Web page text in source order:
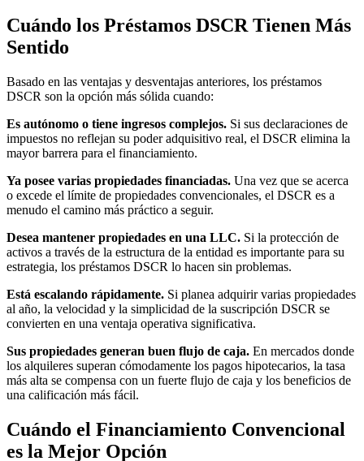
Cuándo los Préstamos DSCR Tienen Más
Sentido
Basado en las ventajas y desventajas anteriores, los préstamos
DSCR son la opción más sólida cuando:
Es autónomo o tiene ingresos complejos. Si sus declaraciones de
impuestos no reflejan su poder adquisitivo real, el DSCR elimina la
mayor barrera para el financiamiento.
Ya posee varias propiedades financiadas. Una vez que se acerca
o excede el límite de propiedades convencionales, el DSCR es a
menudo el camino más práctico a seguir.
Desea mantener propiedades en una LLC. Si la protección de
activos a través de la estructura de la entidad es importante para su
estrategia, los préstamos DSCR lo hacen sin problemas.
Está escalando rápidamente. Si planea adquirir varias propiedades
al año, la velocidad y la simplicidad de la suscripción DSCR se
convierten en una ventaja operativa significativa.
Sus propiedades generan buen flujo de caja. En mercados donde
los alquileres superan cómodamente los pagos hipotecarios, la tasa
más alta se compensa con un fuerte flujo de caja y los beneficios de
una calificación más fácil.
Cuándo el Financiamiento Convencional
es la Mejor Opción